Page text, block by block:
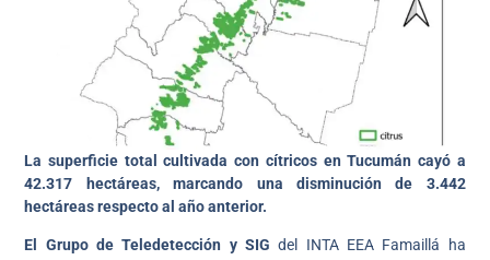
La superficie total cultivada con cítricos en Tucumán cayó a
42.317 hectáreas, marcando una disminución de 3.442
hectáreas respecto al año anterior.
El Grupo de Teledetección y SIG del INTA EEA Famaillá ha